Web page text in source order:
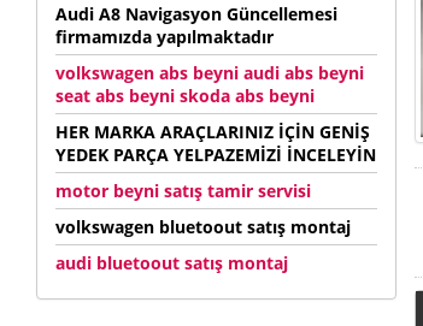
Audi A8 Navigasyon Güncellemesi
firmamızda yapılmaktadır
volkswagen abs beyni audi abs beyni
seat abs beyni skoda abs beyni
HER MARKA ARAÇLARINIZ İÇİN GENİŞ
YEDEK PARÇA YELPAZEMİZİ İNCELEYİN
motor beyni satış tamir servisi
volkswagen bluetoout satış montaj
audi bluetoout satış montaj